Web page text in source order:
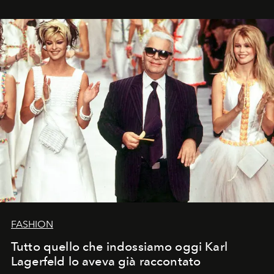
FASHION
Tutto quello che indossiamo oggi Karl
Lagerfeld lo aveva già raccontato